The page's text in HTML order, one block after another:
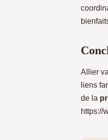
Allier
liens
de la
https://